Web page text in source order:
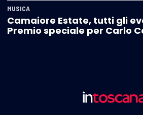
MUSICA
Camaiore Estate, tutti gli
Premio speciale per Carlo